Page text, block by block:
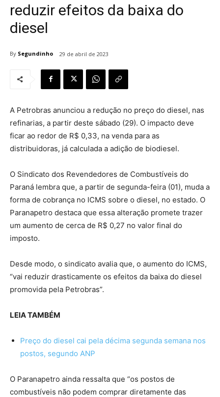
reduzir efeitos da baixa do
diesel
By Segundinho 29 de abril de 2023
A Petrobras anunciou a redução no preço do diesel, nas
refinarias, a partir deste sábado (29). O impacto deve
ficar ao redor de R$ 0,33, na venda para as
distribuidoras, já calculada a adição de biodiesel.
O Sindicato dos Revendedores de Combustíveis do
Paraná lembra que, a partir de segunda-feira (01), muda a
forma de cobrança no ICMS sobre o diesel, no estado. O
Paranapetro destaca que essa alteração promete trazer
um aumento de cerca de R$ 0,27 no valor final do
imposto.
Desde modo, o sindicato avalia que, o aumento do ICMS,
“vai reduzir drasticamente os efeitos da baixa do diesel
promovida pela Petrobras”.
LEIA TAMBÉM
Preço do diesel cai pela décima segunda semana nos
postos, segundo ANP
O Paranapetro ainda ressalta que “os postos de
combustíveis não podem comprar diretamente das